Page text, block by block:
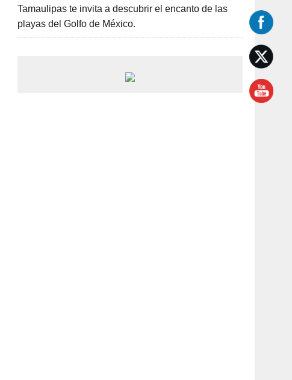
Tamaulipas te invita a descubrir el encanto de las
playas del Golfo de México.